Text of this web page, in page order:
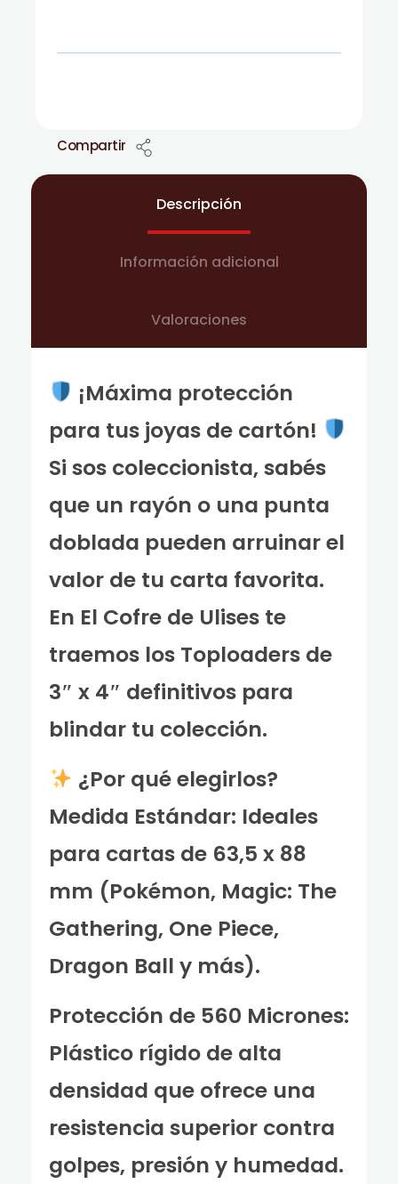
Compartir
Descripción
Información adicional
Valoraciones
¡Máxima protección
para tus joyas de cartón!
Si sos coleccionista, sabés
que un rayón o una punta
doblada pueden arruinar el
valor de tu carta favorita.
En El Cofre de Ulises te
traemos los Toploaders de
3″ x 4″ definitivos para
blindar tu colección.
¿Por qué elegirlos?
Medida Estándar: Ideales
para cartas de 63,5 x 88
mm (Pokémon, Magic: The
Gathering, One Piece,
Dragon Ball y más).
Protección de 560 Micrones:
Plástico rígido de alta
densidad que ofrece una
resistencia superior contra
golpes, presión y humedad.